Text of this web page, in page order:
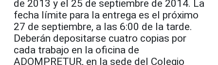
de 2013 y el 25 de septiembre de 2014. La
fecha límite para la entrega es el próximo
27 de septiembre, a las 6:00 de la tarde.
Deberán depositarse cuatro copias por
cada trabajo en la oficina de
ADOMPRETUR, en la sede del Colegio